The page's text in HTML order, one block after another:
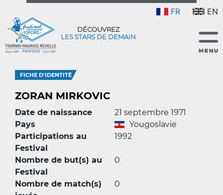
FR EN
DÉCOUVREZ
LES STARS DE DEMAIN
FICHE D'IDENTITÉ
ZORAN MIRKOVIC
Date de naissance
21 septembre 1971
Pays
Yougoslavie
Participations au
Festival
1992
Nombre de but(s) au
Festival
0
Nombre de match(s)
0